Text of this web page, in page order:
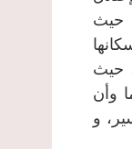
حيث
حيث
وأن
و